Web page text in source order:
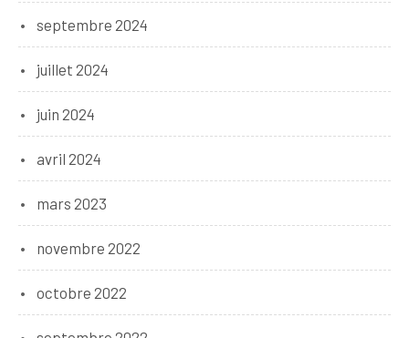
septembre 2024
juillet 2024
juin 2024
avril 2024
mars 2023
novembre 2022
octobre 2022